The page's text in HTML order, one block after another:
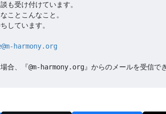
も受け付けています。
ことこんなこと。
しています。
harmony.org
合、『@m-harmony.org』からのメールを受信で